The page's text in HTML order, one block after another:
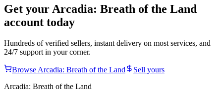
Get your Arcadia: Breath of the Land
account today
Hundreds of verified sellers, instant delivery on most services, and
24/7 support in your corner.
Browse Arcadia: Breath of the Land
Sell yours
Arcadia: Breath of the Land